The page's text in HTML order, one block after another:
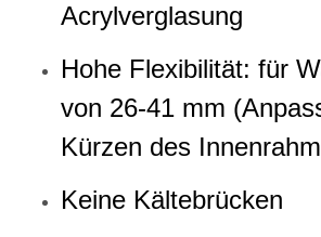
Acrylverglasung
Hohe Flexibilität: für
von 26-41 mm
Kürzen des
Keine Kältebrücken